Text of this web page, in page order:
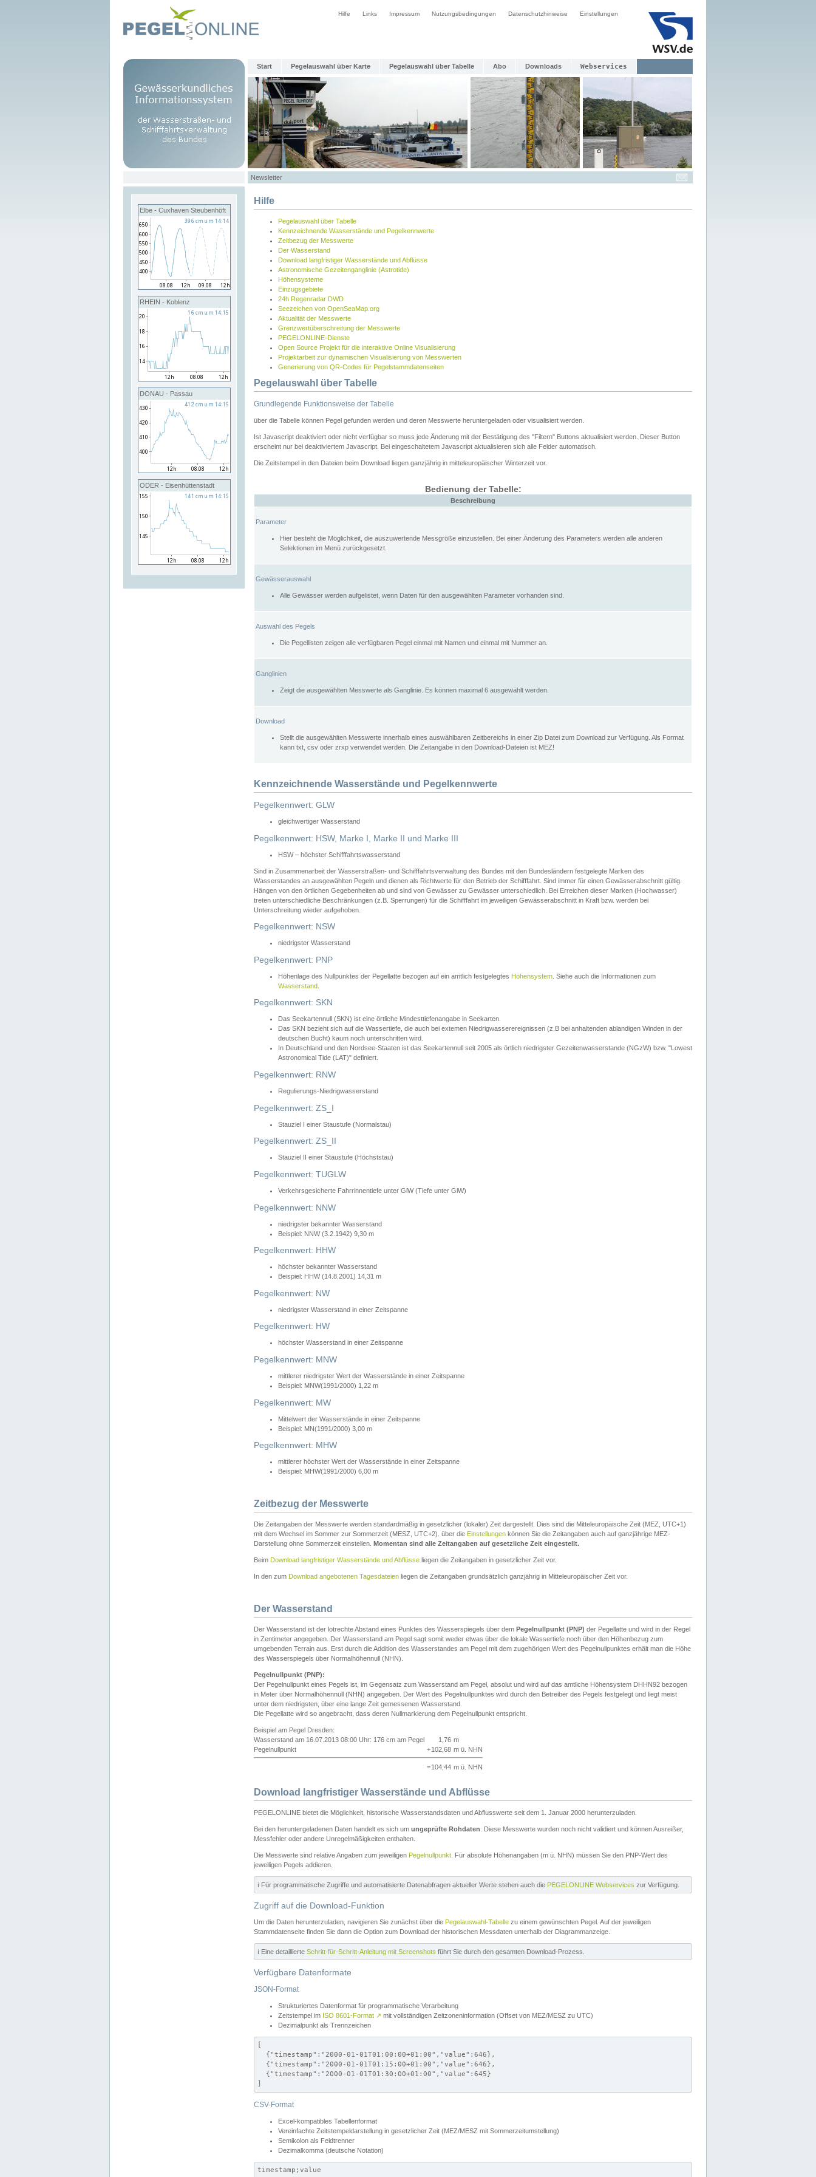
Hilfe Links Impressum Nutzungsbedingungen Datenschutzhinweise Einstellungen
Start Pegelauswahl über Karte Pegelauswahl über Tabelle Abo Downloads Webservices
Newsletter
Elbe - Cuxhaven Steubenhöft
RHEIN - Koblenz
DONAU - Passau
ODER - Eisenhüttenstadt
Hilfe
Pegelauswahl über Tabelle
Kennzeichnende Wasserstände und Pegelkennwerte
Zeitbezug der Messwerte
Der Wasserstand
Download langfristiger Wasserstände und Abflüsse
Astronomische Gezeitenganglinie (Astrotide)
Höhensysteme
Einzugsgebiete
24h Regenradar DWD
Seezeichen von OpenSeaMap.org
Aktualität der Messwerte
Grenzwertüberschreitung der Messwerte
PEGELONLINE-Dienste
Open Source Projekt für die interaktive Online Visualisierung
Projektarbeit zur dynamischen Visualisierung von Messwerten
Generierung von QR-Codes für Pegelstammdatenseiten
Pegelauswahl über Tabelle
Grundlegende Funktionsweise der Tabelle
über die Tabelle können Pegel gefunden werden und deren Messwerte heruntergeladen oder visualisiert werden.
Ist Javascript deaktiviert oder nicht verfügbar so muss jede Änderung mit der Bestätigung des "Filtern" Buttons aktualisiert werden. Dieser Button
erscheint nur bei deaktiviertem Javascript. Bei eingeschaltetem Javascript aktualisieren sich alle Felder automatisch.
Die Zeitstempel in den Dateien beim Download liegen ganzjährig in mitteleuropäischer Winterzeit vor.
Bedienung der Tabelle:
Beschreibung
Parameter
Hier besteht die Möglichkeit, die auszuwertende Messgröße einzustellen. Bei einer Änderung des Parameters werden alle anderen
Selektionen im Menü zurückgesetzt.
Gewässerauswahl
Alle Gewässer werden aufgelistet, wenn Daten für den ausgewählten Parameter vorhanden sind.
Auswahl des Pegels
Die Pegellisten zeigen alle verfügbaren Pegel einmal mit Namen und einmal mit Nummer an.
Ganglinien
Zeigt die ausgewählten Messwerte als Ganglinie. Es können maximal 6 ausgewählt werden.
Download
Stellt die ausgewählten Messwerte innerhalb eines auswählbaren Zeitbereichs in einer Zip Datei zum Download zur Verfügung. Als Format
kann txt, csv oder zrxp verwendet werden. Die Zeitangabe in den Download-Dateien ist MEZ!
Kennzeichnende Wasserstände und Pegelkennwerte
Pegelkennwert: GLW
gleichwertiger Wasserstand
Pegelkennwert: HSW, Marke I, Marke II und Marke III
HSW – höchster Schifffahrtswasserstand
Sind in Zusammenarbeit der Wasserstraßen- und Schifffahrtsverwaltung des Bundes mit den Bundesländern festgelegte Marken des
Wasserstandes an ausgewählten Pegeln und dienen als Richtwerte für den Betrieb der Schifffahrt. Sind immer für einen Gewässerabschnitt gültig.
Hängen von den örtlichen Gegebenheiten ab und sind von Gewässer zu Gewässer unterschiedlich. Bei Erreichen dieser Marken (Hochwasser)
treten unterschiedliche Beschränkungen (z.B. Sperrungen) für die Schifffahrt im jeweiligen Gewässerabschnitt in Kraft bzw. werden bei
Unterschreitung wieder aufgehoben.
Pegelkennwert: NSW
niedrigster Wasserstand
Pegelkennwert: PNP
Höhenlage des Nullpunktes der Pegellatte bezogen auf ein amtlich festgelegtes Höhensystem . Siehe auch die Informationen zum
Wasserstand
Pegelkennwert: SKN
Das Seekartennull (SKN) ist eine örtliche Mindesttiefenangabe in Seekarten.
Das SKN bezieht sich auf die Wassertiefe, die auch bei extemen Niedrigwasserereignissen (z.B bei anhaltenden ablandigen Winden in der
deutschen Bucht) kaum noch unterschritten wird.
In Deutschland und den Nordsee-Staaten ist das Seekartennull seit 2005 als örtlich niedrigster Gezeitenwasserstande (NGzW) bzw. "Lowest
Astronomical Tide (LAT)" definiert.
Pegelkennwert: RNW
Regulierungs-Niedrigwasserstand
Pegelkennwert: ZS_I
Stauziel I einer Staustufe (Normalstau)
Pegelkennwert: ZS_II
Stauziel II einer Staustufe (Höchststau)
Pegelkennwert: TUGLW
Verkehrsgesicherte Fahrrinnentiefe unter GlW (Tiefe unter GlW)
Pegelkennwert: NNW
niedrigster bekannter Wasserstand
Beispiel: NNW (3.2.1942) 9,30 m
Pegelkennwert: HHW
höchster bekannter Wasserstand
Beispiel: HHW (14.8.2001) 14,31 m
Pegelkennwert: NW
niedrigster Wasserstand in einer Zeitspanne
Pegelkennwert: HW
höchster Wasserstand in einer Zeitspanne
Pegelkennwert: MNW
mittlerer niedrigster Wert der Wasserstände in einer Zeitspanne
Beispiel: MNW(1991/2000) 1,22 m
Pegelkennwert: MW
Mittelwert der Wasserstände in einer Zeitspanne
Beispiel: MN(1991/2000) 3,00 m
Pegelkennwert: MHW
mittlerer höchster Wert der Wasserstände in einer Zeitspanne
Beispiel: MHW(1991/2000) 6,00 m
Zeitbezug der Messwerte
Die Zeitangaben der Messwerte werden standardmäßig in gesetzlicher (lokaler) Zeit dargestellt. Dies sind die Mitteleuropäische Zeit (MEZ, UTC+1)
mit dem Wechsel im Sommer zur Sommerzeit (MESZ, UTC+2). über die Einstellungen können Sie die Zeitangaben auch auf ganzjährige MEZ-
Darstellung ohne Sommerzeit einstellen. Momentan sind alle Zeitangaben auf gesetzliche Zeit eingestellt.
Beim Download langfristiger Wasserstände und Abflüsse liegen die Zeitangaben in gesetzlicher Zeit vor.
In den zum Download angebotenen Tagesdateien liegen die Zeitangaben grundsätzlich ganzjährig in Mitteleuropäischer Zeit vor.
Der Wasserstand
Der Wasserstand ist der lotrechte Abstand eines Punktes des Wasserspiegels über dem Pegelnullpunkt (PNP) der Pegellatte und wird in der Regel
in Zentimeter angegeben. Der Wasserstand am Pegel sagt somit weder etwas über die lokale Wassertiefe noch über den Höhenbezug zum
umgebenden Terrain aus. Erst durch die Addition des Wasserstandes am Pegel mit dem zugehörigen Wert des Pegelnullpunktes erhält man die Höhe
des Wasserspiegels über Normalhöhennull (NHN).
Pegelnullpunkt (PNP):
Der Pegelnullpunkt eines Pegels ist, im Gegensatz zum Wasserstand am Pegel, absolut und wird auf das amtliche Höhensystem DHHN92 bezogen
in Meter über Normalhöhennull (NHN) angegeben. Der Wert des Pegelnullpunktes wird durch den Betreiber des Pegels festgelegt und liegt meist
unter dem niedrigsten, über eine lange Zeit gemessenen Wasserstand.
Die Pegellatte wird so angebracht, dass deren Nullmarkierung dem Pegelnullpunkt entspricht.
Beispiel am Pegel Dresden:
Wasserstand am 16.07.2013 08:00 Uhr: 176 cm am Pegel
1,76 m
Pegelnullpunkt
+102,68 m ü. NHN
=104,44 m ü. NHN
Download langfristiger Wasserstände und Abflüsse
PEGELONLINE bietet die Möglichkeit, historische Wasserstandsdaten und Abflusswerte seit dem 1. Januar 2000 herunterzuladen.
Bei den heruntergeladenen Daten handelt es sich um ungeprüfte Rohdaten . Diese Messwerte wurden noch nicht validiert und können Ausreißer,
Messfehler oder andere Unregelmäßigkeiten enthalten.
Die Messwerte sind relative Angaben zum jeweiligen Pegelnullpunkt . Für absolute Höhenangaben (m ü. NHN) müssen Sie den PNP-Wert des
jeweiligen Pegels addieren.
ℹ️ Für programmatische Zugriffe und automatisierte Datenabfragen aktueller Werte stehen auch die PEGELONLINE Webservices zur Verfügung.
Zugriff auf die Download-Funktion
Um die Daten herunterzuladen, navigieren Sie zunächst über die Pegelauswahl-Tabelle zu einem gewünschten Pegel. Auf der jeweiligen
Stammdatenseite finden Sie dann die Option zum Download der historischen Messdaten unterhalb der Diagrammanzeige.
ℹ️ Eine detaillierte Schritt-für-Schritt-Anleitung mit Screenshots führt Sie durch den gesamten Download-Prozess.
Verfügbare Datenformate
JSON-Format
Strukturiertes Datenformat für programmatische Verarbeitung
Zeitstempel im ISO 8601-Format ↗ mit vollständigen Zeitzoneninformation (Offset von MEZ/MESZ zu UTC)
Dezimalpunkt als Trennzeichen
[
  {"timestamp":"2000-01-01T01:00:00+01:00","value":646},
  {"timestamp":"2000-01-01T01:15:00+01:00","value":646},
  {"timestamp":"2000-01-01T01:30:00+01:00","value":645}
]
CSV-Format
Excel-kompatibles Tabellenformat
Vereinfachte Zeitstempeldarstellung in gesetzlicher Zeit (MEZ/MESZ mit Sommerzeitumstellung)
Semikolon als Feldtrenner
Dezimalkomma (deutsche Notation)
timestamp;value